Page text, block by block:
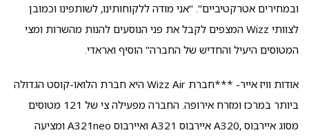
ובמחירים אטרקטיביים". "אני מודה ללקוחותינו, לשותפינו וכמובן
לצוותי Wizz המצפים לקבל את פני הנוסעים להנות מהשרות ומצי
המטוסים היעיל והחדיש של החברה" הוסיף ואראדי.
אודות וויז אייר- ***חברת Wizz Air היא חברת הלואו-קוסט הגדולה
ביותר במרכז ומזרח אירופה. החברה מפעילה צי של 121 מטוסים
מסוג איירבוס ,A320 איירבוס A321 ואיירבוס A321neo ומציעה